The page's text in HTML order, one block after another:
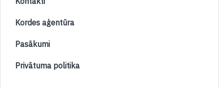
Kordes aģentūra
Pasākumi
Privātuma politika